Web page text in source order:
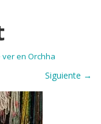
ver en Orchha
Siguiente →